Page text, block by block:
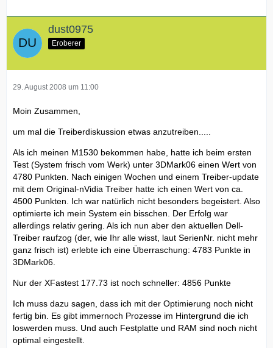
dust0975
Eroberer
29. August 2008 um 11:00
Moin Zusammen,
um mal die Treiberdiskussion etwas anzutreiben.....
Als ich meinen M1530 bekommen habe, hatte ich beim ersten
Test (System frisch vom Werk) unter 3DMark06 einen Wert von
4780 Punkten. Nach einigen Wochen und einem Treiber-update
mit dem Original-nVidia Treiber hatte ich einen Wert von ca.
4500 Punkten. Ich war natürlich nicht besonders begeistert. Also
optimierte ich mein System ein bisschen. Der Erfolg war
allerdings relativ gering. Als ich nun aber den aktuellen Dell-
Treiber raufzog (der, wie Ihr alle wisst, laut SerienNr. nicht mehr
ganz frisch ist) erlebte ich eine Überraschung: 4783 Punkte in
3DMark06.
Nur der XFastest 177.73 ist noch schneller: 4856 Punkte
Ich muss dazu sagen, dass ich mit der Optimierung noch nicht
fertig bin. Es gibt immernoch Prozesse im Hintergrund die ich
loswerden muss. Und auch Festplatte und RAM sind noch nicht
optimal eingestellt.